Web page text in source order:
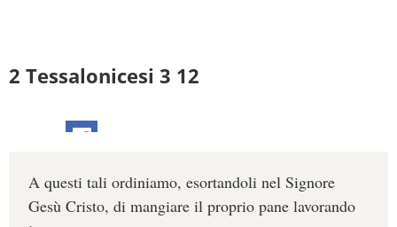
2 Tessalonicesi 3 12
A questi tali ordiniamo, esortandoli nel Signore
Gesù Cristo, di mangiare il proprio pane lavorando